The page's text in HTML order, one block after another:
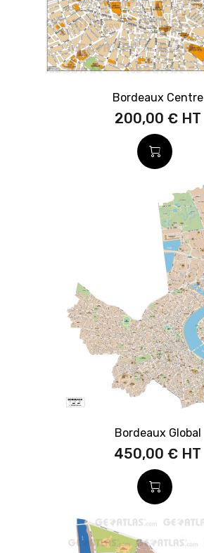
Bordeaux Centre
200,00 €
Bordeaux Global
450,00 €